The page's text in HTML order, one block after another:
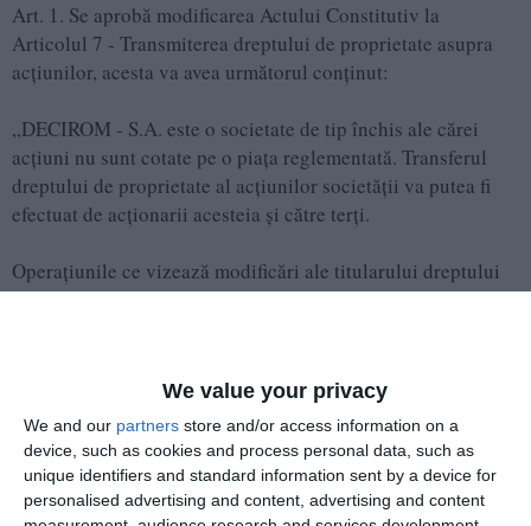
We value your privacy
We and our partners store and/or access information on a
device, such as cookies and process personal data, such as
unique identifiers and standard information sent by a device for
personalised advertising and content, advertising and content
Art. 1. Se aprobă modificarea Actului Constitutiv la
Articolul 7 - Transmiterea dreptului de proprietate asupra
acţiunilor, acesta va avea următorul conţinut:
„DECIROM - S.A. este o societate de tip închis ale cărei
acţiuni nu sunt cotate pe o piaţa reglementată. Transferul
dreptului de proprietate al acţiunilor societăţii va putea fi
efectuat de acţionarii acesteia şi către terţi.
Operaţiunile ce vizează modificări ale titularului dreptului
de proprietate al acţiunilor se înregistrează în registrul de
justificativ care atestă transferul“.